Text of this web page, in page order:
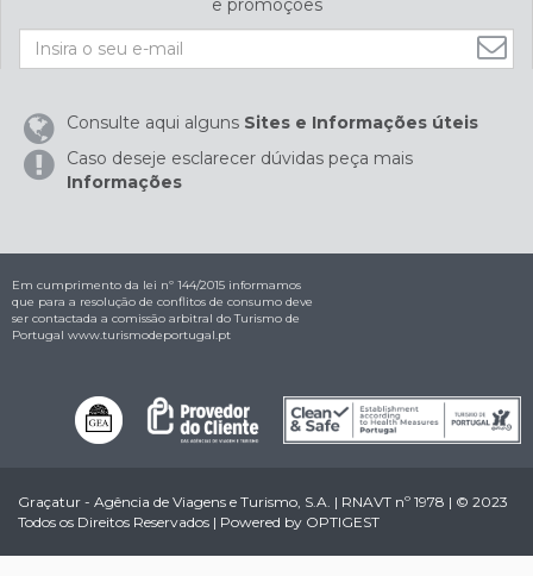
e promoções
Consulte aqui alguns Sites e Informações úteis
Caso deseje esclarecer dúvidas peça mais
Informações
Em cumprimento da lei nº 144/2015 informamos
que para a resolução de conflitos de consumo deve
ser contactada a comissão arbitral do Turismo de
Portugal www.turismodeportugal.pt
Graçatur - Agência de Viagens e Turismo, S.A. | RNAVT nº 1978 | © 2023
Todos os Direitos Reservados | Powered by OPTIGEST